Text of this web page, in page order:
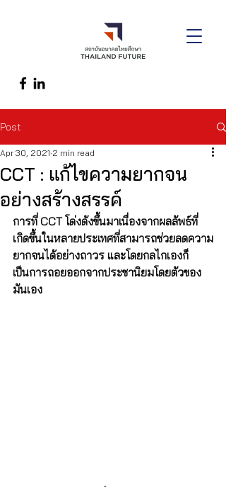
Post
CCT : แก้ไขความยากจน
อย่างสร้างสรรค์
Apr 30, 2021 2 min read
การที่ CCT โด่งดังขึ้นมาเนื่องจากผลลัพธ์ที่
เกิดขึ้นในหลายประเทศที่สามารถช่วยลดความ
ยากจนได้อย่างถาวร และโดยกลไกเองก็
เป็นการถอยออกจากประชานิยมโดยตัวของ
มันเอง